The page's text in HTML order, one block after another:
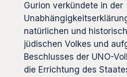
Gurion verkündete in der
natürlichen und
jüdischen Volkes und
Beschlusses der UNO-
die Errichtung des